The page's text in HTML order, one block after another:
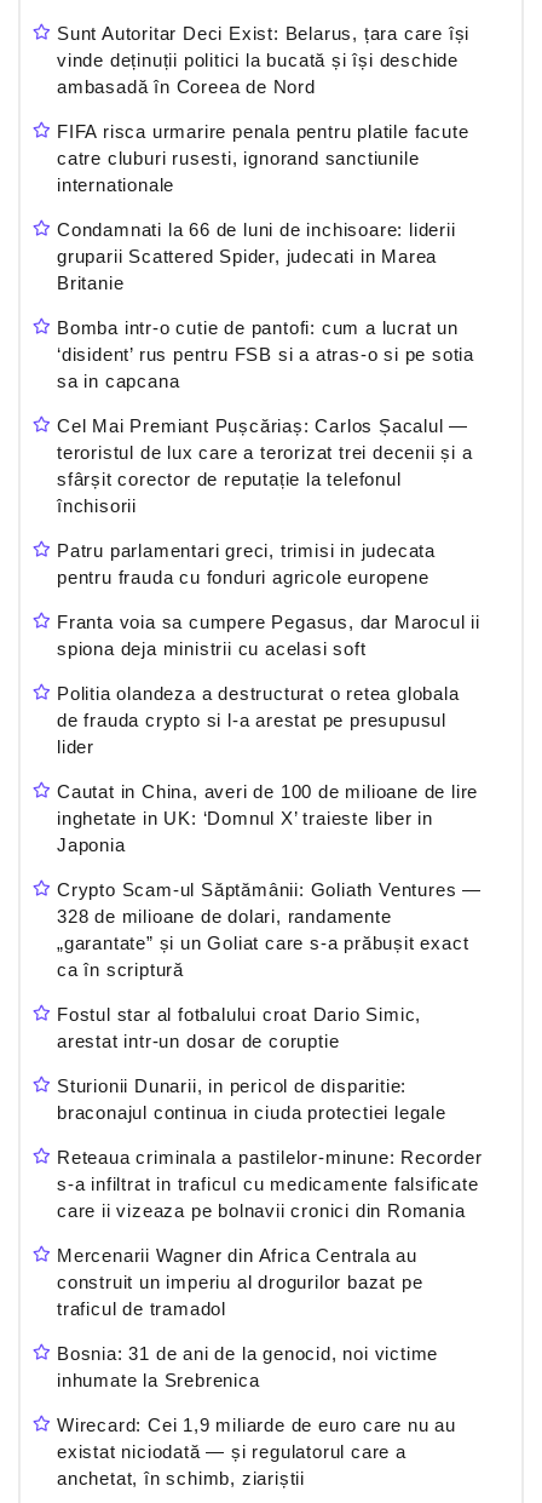
Sunt Autoritar Deci Exist: Belarus, țara care își
vinde deținuții politici la bucată și își deschide
ambasadă în Coreea de Nord
FIFA risca urmarire penala pentru platile facute
catre cluburi rusesti, ignorand sanctiunile
internationale
Condamnati la 66 de luni de inchisoare: liderii
gruparii Scattered Spider, judecati in Marea
Britanie
Bomba intr-o cutie de pantofi: cum a lucrat un
‘disident’ rus pentru FSB si a atras-o si pe sotia
sa in capcana
Cel Mai Premiant Pușcăriaș: Carlos Șacalul —
teroristul de lux care a terorizat trei decenii și a
sfârșit corector de reputație la telefonul
închisorii
Patru parlamentari greci, trimisi in judecata
pentru frauda cu fonduri agricole europene
Franta voia sa cumpere Pegasus, dar Marocul ii
spiona deja ministrii cu acelasi soft
Politia olandeza a destructurat o retea globala
de frauda crypto si l-a arestat pe presupusul
lider
Cautat in China, averi de 100 de milioane de lire
inghetate in UK: ‘Domnul X’ traieste liber in
Japonia
Crypto Scam-ul Săptămânii: Goliath Ventures —
328 de milioane de dolari, randamente
„garantate” și un Goliat care s-a prăbușit exact
ca în scriptură
Fostul star al fotbalului croat Dario Simic,
arestat intr-un dosar de coruptie
Sturionii Dunarii, in pericol de disparitie:
braconajul continua in ciuda protectiei legale
Reteaua criminala a pastilelor-minune: Recorder
s-a infiltrat in traficul cu medicamente falsificate
care ii vizeaza pe bolnavii cronici din Romania
Mercenarii Wagner din Africa Centrala au
construit un imperiu al drogurilor bazat pe
traficul de tramadol
Bosnia: 31 de ani de la genocid, noi victime
inhumate la Srebrenica
Wirecard: Cei 1,9 miliarde de euro care nu au
existat niciodată — și regulatorul care a
anchetat, în schimb, ziariștii